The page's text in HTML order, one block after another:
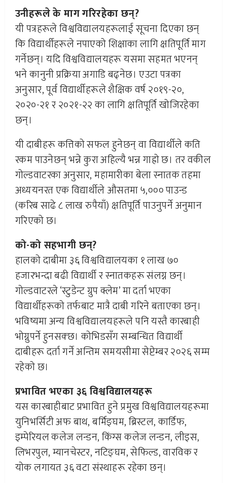
उनीहरूले के माग गरिरहेका छन्?
यी पत्रहरूले विश्वविद्यालयहरूलाई सूचना दिएका छन्
कि विद्यार्थीहरूले नपाएको शिक्षाका लागि क्षतिपूर्ति माग
गर्नेछन्। यदि विश्वविद्यालयहरू यसमा सहमत भएनन्
भने कानुनी प्रक्रिया अगाडि बढ्नेछ। एउटा पत्रका
अनुसार, पूर्व विद्यार्थीहरूले शैक्षिक वर्ष २०१९-२०,
२०२०-२१ र २०२१-२२ का लागि क्षतिपूर्ति खोजिरहेका
छन्।
यी दाबीहरू कत्तिको सफल हुनेछन् वा विद्यार्थीले कति
रकम पाउनेछन् भन्ने कुरा अहिल्यै भन्न गाह्रो छ। तर वकील
गोल्डवाटरका अनुसार, महामारीका बेला स्नातक तहमा
अध्ययनरत एक विद्यार्थीले औसतमा ५,००० पाउन्ड
(करिब साढे ८ लाख रुपैयाँ) क्षतिपूर्ति पाउनुपर्ने अनुमान
गरिएको छ।
को-को सहभागी छन्?
हालको दाबीमा ३६ विश्वविद्यालयका १ लाख ७०
हजारभन्दा बढी विद्यार्थी र स्नातकहरू संलग्न छन्।
गोल्डवाटरले ‘स्टुडेन्ट ग्रुप क्लेम’ मा दर्ता भएका
विद्यार्थीहरूको तर्फबाट मात्रै दाबी गरिने बताएका छन्।
भविष्यमा अन्य विश्वविद्यालयहरूले पनि यस्तै कारबाही
भोग्नुपर्ने हुनसक्छ। कोभिडसँग सम्बन्धित विद्यार्थी
दाबीहरू दर्ता गर्ने अन्तिम समयसीमा सेप्टेम्बर २०२६ सम्म
रहेको छ।
प्रभावित भएका ३६ विश्वविद्यालयहरू
यस कारबाहीबाट प्रभावित हुने प्रमुख विश्वविद्यालयहरूमा
युनिभर्सिटी अफ बाथ, बर्मिङ्घम, ब्रिस्टल, कार्डिफ,
इम्पेरियल कलेज लन्डन, किंग्स कलेज लन्डन, लीड्स,
लिभरपुल, म्यानचेस्टर, नटिङ्घम, सेफिल्ड, वारविक र
योक लगायत ३६ वटा संस्थाहरू रहेका छन्।